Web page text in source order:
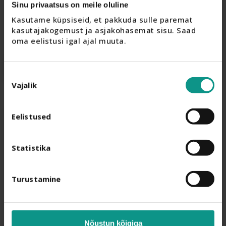
Sinu privaatsus on meile oluline
Kasutame küpsiseid, et pakkuda sulle paremat
kasutajakogemust ja asjakohasemat sisu. Saad
oma eelistusi igal ajal muuta.
valik
Vajalik
Eelistused
Statistika
Turustamine
Nõustun kõigiga
101.00€ Algne
oli:
85.85€Current
is: LISA KORVI
-10%